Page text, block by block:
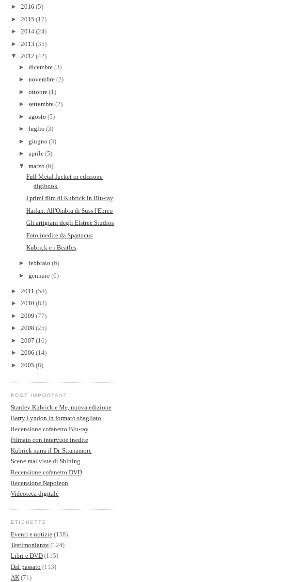
► 2016 (5)
► 2015 (17)
► 2014 (24)
► 2013 (35)
▼ 2012 (42)
► dicembre (3)
► novembre (2)
► ottobre (1)
► settembre (2)
► agosto (5)
► luglio (3)
► giugno (3)
► aprile (5)
▼ marzo (6)
Full Metal Jacket in edizione
digibook
I primi film di Kubrick in Blu-ray
Harlan: All'Ombra di Suss l'Ebreo
Gli artigiani degli Elstree Studios
Foto inedite da Spartacus
Kubrick e i Beatles
► febbraio (6)
► gennaio (6)
► 2011 (58)
► 2010 (83)
► 2009 (77)
► 2008 (25)
► 2007 (16)
► 2006 (14)
► 2005 (8)
POST IMPORTANTI
Stanley Kubrick e Me, nuova edizione
Barry Lyndon in formato sbagliato
Recensione cofanetto Blu-ray
Filmato con interviste inedite
Kubrick narra il Dr. Stranamore
Scene mai viste di Shining
Recensione cofanetto DVD
Recensione Napoleon
Videoteca digitale
ETICHETTE
Eventi e notizie (158)
Testimonianze (124)
Libri e DVD (115)
Dal passato (113)
AK (71)